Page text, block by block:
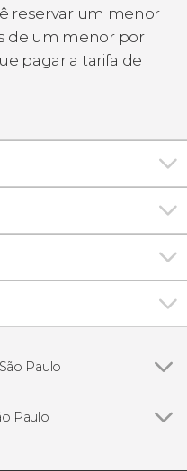
reservar um menor
de um menor por
pagar a tarifa de
Paulo
Paulo
de São Paulo